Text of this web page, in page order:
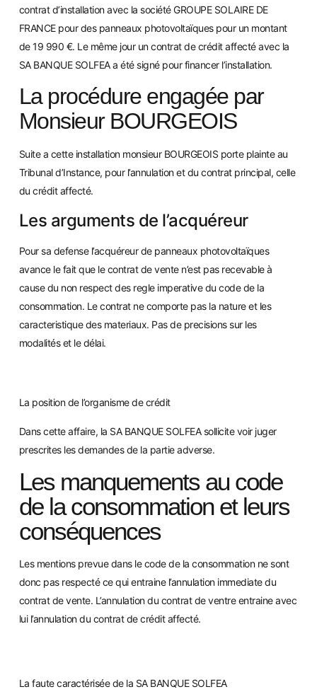
contrat d’installation avec la société GROUPE SOLAIRE DE
FRANCE pour des panneaux photovoltaïques pour un montant
de 19 990 €. Le même jour un contrat de crédit affecté avec la
SA BANQUE SOLFEA a été signé pour financer l’installation.
La procédure engagée par
Monsieur BOURGEOIS
Suite a cette installation monsieur BOURGEOIS porte plainte au
Tribunal d’Instance, pour l’annulation et du contrat principal, celle
du crédit affecté.
Les arguments de l’acquéreur
Pour sa defense l’acquéreur de panneaux photovoltaïques
avance le fait que le contrat de vente n’est pas recevable à
cause du non respect des regle imperative du code de la
consommation. Le contrat ne comporte pas la nature et les
caracteristique des materiaux. Pas de precisions sur les
modalités et le délai.
La position de l’organisme de crédit
Dans cette affaire, la SA BANQUE SOLFEA sollicite voir juger
prescrites les demandes de la partie adverse.
Les manquements au code
de la consommation et leurs
conséquences
Les mentions prevue dans le code de la consommation ne sont
donc pas respecté ce qui entraine l’annulation immediate du
contrat de vente. L’annulation du contrat de ventre entraine avec
lui l’annulation du contrat de crédit affecté.
La faute caractérisée de la SA BANQUE SOLFEA